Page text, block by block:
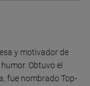
y motivador de
Obtuvo el
fue nombrado Top-